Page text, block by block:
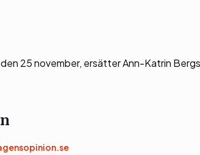
25 november, ersätter Ann-Katrin